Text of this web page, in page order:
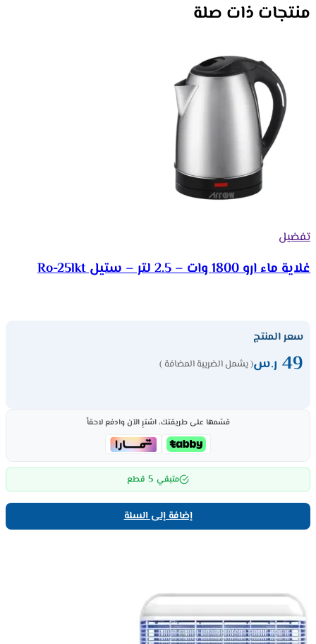
منتجات ذات صلة
تفضيل
غلاية ماء ارو 1800 وات – 2.5 لتر – ستيل Ro-25lkt
سعر المنتج
49 ر.س( يشمل الضريبة المضافة )
قسّمها على طريقتك، اشترِ الآن وادفع لاحقاً
متبقي 5 قطع
إضافة إلى السلة